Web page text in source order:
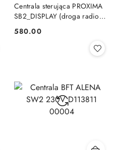
Centrala sterująca PROXIMA
SB2_DISPLAY (droga radiowa
bram skrzydłowych
Cena:
580.00